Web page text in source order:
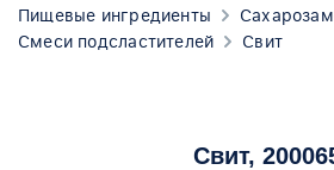
Пищевые ингредиенты
Смеси подсластителей
Свит
Свит,